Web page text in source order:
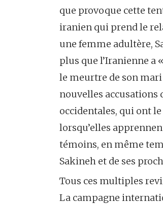
que provoque cette
iranien qui prend le
une femme adultère,
plus que l’Iranienne a
le meurtre de son mari
nouvelles accusations
occidentales, qui ont
lorsqu’elles
témoins, en même
Sakineh et de ses
Tous ces multiples
La campagne